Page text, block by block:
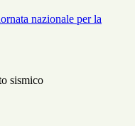
nazionale per la
sismico